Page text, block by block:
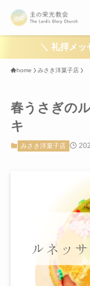
＼ 礼拝メッ
home みさき洋菓子店
春うさぎの
キ
みさき洋菓子店